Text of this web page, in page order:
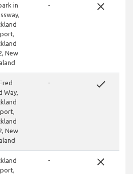
in
New
- close
Way,
New
- done
- close